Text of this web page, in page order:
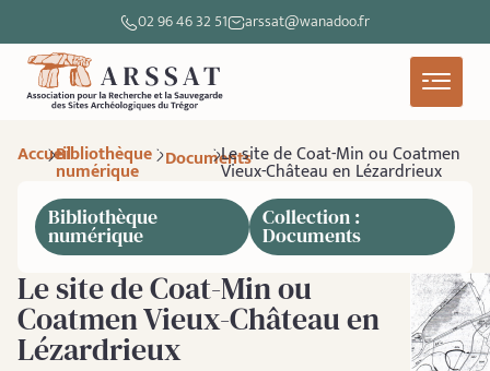
02 96 46 32 51 arssat@wanadoo.fr
AccueilBibliothèque
numérique DocumentsLe site de Coat-Min ou Coatmen
Vieux-Château en Lézardrieux
Bibliothèque
numérique
Collection :
Documents
Le site de Coat-Min ou
Coatmen Vieux-Château en
Lézardrieux